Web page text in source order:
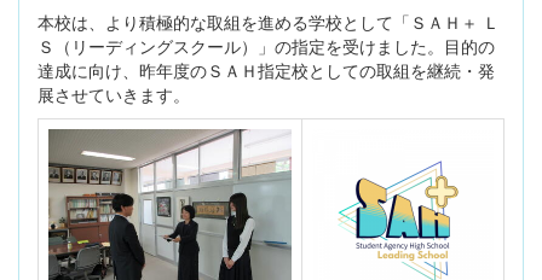
本校は、より積極的な取組を進める学校として「ＳＡＨ＋ Ｌ
Ｓ（リーディングスクール）」の指定を受けました。目的の
達成に向け、昨年度のＳＡＨ指定校としての取組を継続・発
展させていきます。